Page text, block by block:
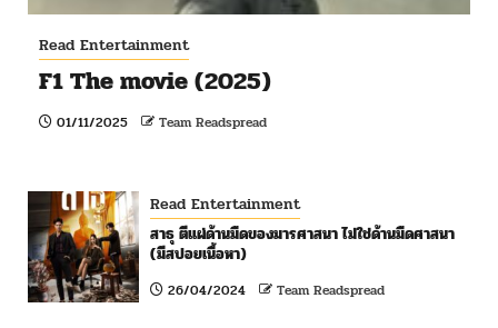
Read Entertainment
F1 The movie (2025)
01/11/2025 Team Readspread
Read Entertainment
สาธุ ตีแผ่ด้านมืดของมารศาสนา ไม่ใช่ด้านมืดศาสนา
(มีสปอยเนื้อหา)
26/04/2024 Team Readspread